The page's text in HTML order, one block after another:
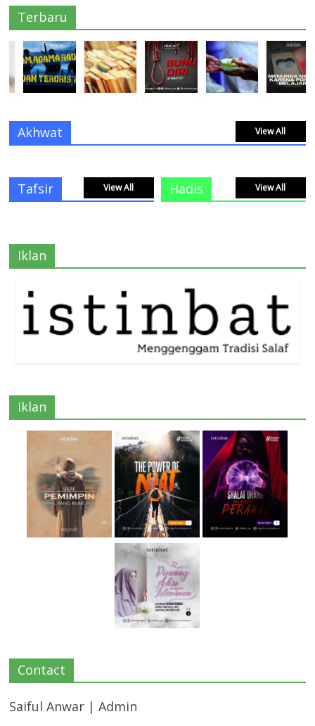
Terbaru
Akhwat View All
Tafsir View All Hadis View All
Iklan
iklan
Contact
Saiful Anwar | Admin